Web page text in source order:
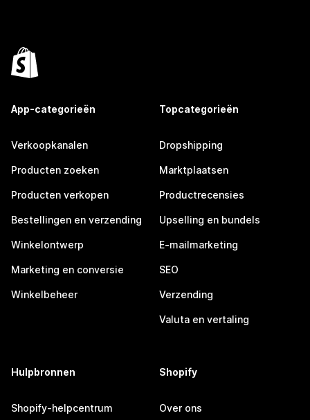
App-categorieën
Verkoopkanalen
Producten zoeken
Producten verkopen
Bestellingen en verzending
Winkelontwerp
Marketing en conversie
Winkelbeheer
Topcategorieën
Dropshipping
Marktplaatsen
Productrecensies
Upselling en bundels
E-mailmarketing
SEO
Verzending
Valuta en vertaling
Hulpbronnen
Shopify-helpcentrum
Shopify
Over ons